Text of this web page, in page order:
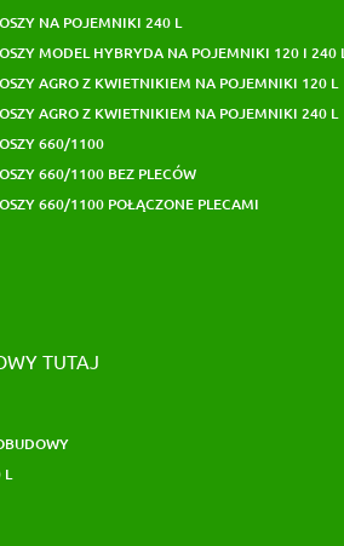
NA POJEMNIKI 240 L
MODEL HYBRYDA NA POJEMNIKI 120 I 240
AGRO Z KWIETNIKIEM NA POJEMNIKI 120 L
AGRO Z KWIETNIKIEM NA POJEMNIKI 240 L
660/1100
660/1100 BEZ PLECÓW
660/1100 POŁĄCZONE PLECAMI
TUTAJ
L